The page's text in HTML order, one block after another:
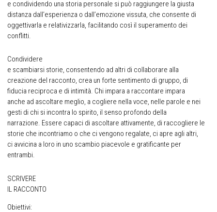
e condividendo una storia personale si può raggiungere la giusta
distanza dall’esperienza o dall’emozione vissuta, che consente di
oggettivarla e relativizzarla, facilitando così il superamento dei
conflitti.
Condividere
e scambiarsi storie, consentendo ad altri di collaborare alla
creazione del racconto, crea un forte sentimento di gruppo, di
fiducia reciproca e di intimità. Chi impara a raccontare impara
anche ad ascoltare meglio, a cogliere nella voce, nelle parole e nei
gesti di chi si incontra lo spirito, il senso profondo della
narrazione. Essere capaci di ascoltare attivamente, di raccogliere le
storie che incontriamo o che ci vengono regalate, ci apre agli altri,
ci avvicina a loro in uno scambio piacevole e gratificante per
entrambi.
SCRIVERE
IL RACCONTO
Obiettivi: